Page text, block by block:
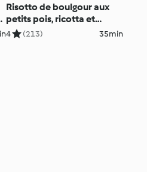
Risotto de boulgour aux
petits pois, ricotta et
jambon
4 (213) 35min